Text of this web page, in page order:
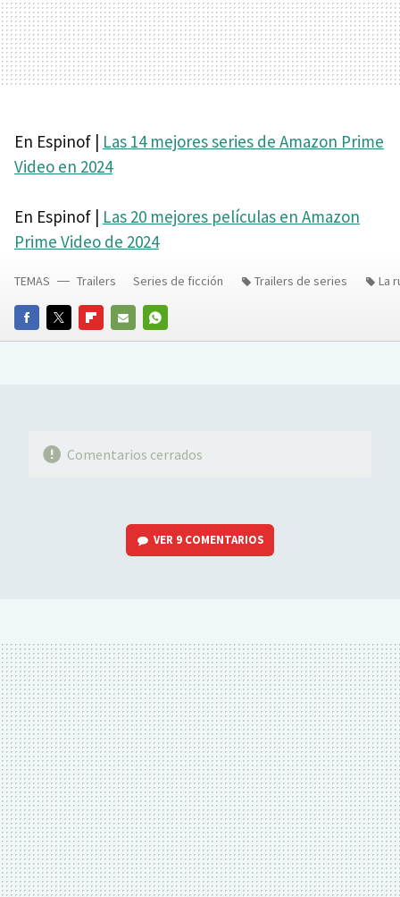
En Espinof | Las 14 mejores series de Amazon Prime
Video en 2024
En Espinof | Las 20 mejores películas en Amazon
Prime Video de 2024
FACEBOOKTWITTERFLIPBOARD
E-
WHATSAPP
TEMAS Trailers Series de ficción Trailers de series La
Comentarios cerrados
VER 9 COMENTARIOS